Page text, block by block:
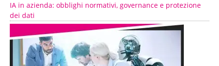
IA in azienda: obblighi normativi, governance e protezione
dei dati